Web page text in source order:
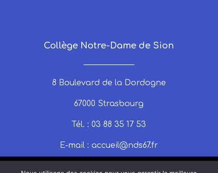
Collège Notre-Dame de Sion
8 Boulevard de la Dordogne
67000 Strasbourg
Tél. : 03 88 35 17 53
E-mail : accueil@nds67.fr